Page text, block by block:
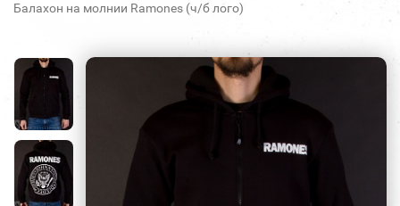
Балахон на молнии Ramones (ч/б лого)